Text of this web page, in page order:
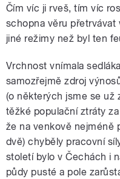
Čím víc ji rveš, tím víc
schopna věru přetrvávat
jiné režimy než byl ten
Vrchnost vnímala
samozřejmě zdroj
(o některých jsme se už
těžké populační ztráty
že na venkově nejméně
dvě) chyběly pracovní
století bylo v Čechách i
půdy pusté a pole